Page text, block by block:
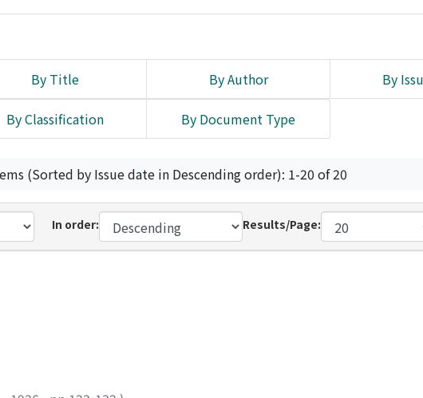
By Title By Author By
By Classification By Document Type
(Sorted by Issue date in Descending order): 1-20 of 20
In order: Results/Page: